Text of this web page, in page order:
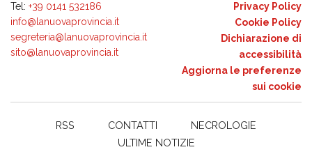
Tel: +39 0141 532186
info@lanuovaprovincia.it
segreteria@lanuovaprovincia.it
sito@lanuovaprovincia.it
Privacy Policy
Cookie Policy
Dichiarazione di
accessibilità
Aggiorna le preferenze
sui cookie
RSS CONTATTI
NECROLOGIE
ULTIME NOTIZIE